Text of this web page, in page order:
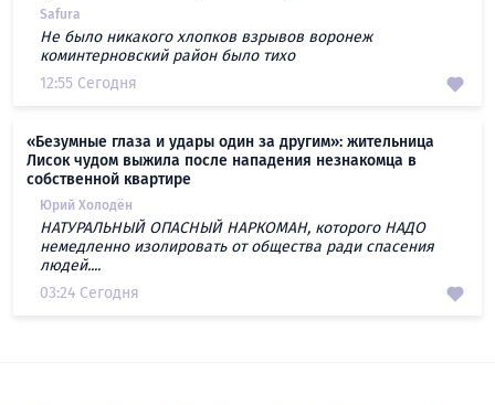
Safura
Не было никакого хлопков взрывов воронеж
коминтерновский район было тихо
12:55 Сегодня
«Безумные глаза и удары один за другим»: жительница
Лисок чудом выжила после нападения незнакомца в
собственной квартире
Юрий Холодён
НАТУРАЛЬНЫЙ ОПАСНЫЙ НАРКОМАН, которого НАДО
немедленно изолировать от общества ради спасения
людей....
03:24 Сегодня